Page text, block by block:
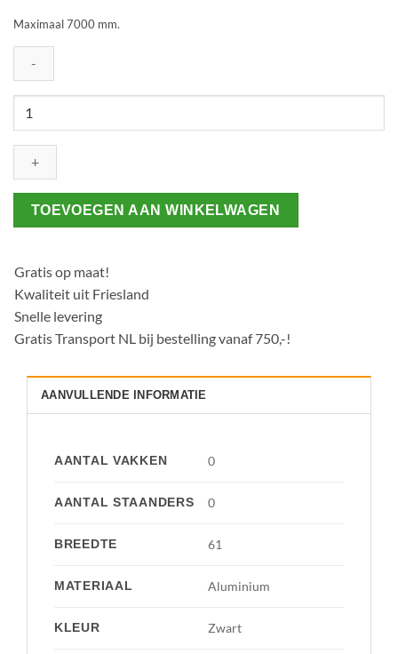
Maximaal 7000 mm.
Onderprofiel
aantal
TOEVOEGEN AAN WINKELWAGEN
Gratis op maat!
Kwaliteit uit Friesland
Snelle levering
Gratis Transport NL bij bestelling vanaf 750,-!
AANVULLENDE INFORMATIE
AANTAL VAKKEN 0
AANTAL STAANDERS 0
BREEDTE 61
MATERIAAL Aluminium
KLEUR Zwart